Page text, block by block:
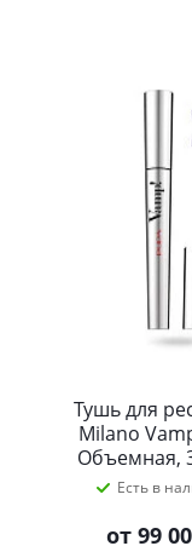
Тушь для
Milano
Объемная,
глубокая
Есть в
от99